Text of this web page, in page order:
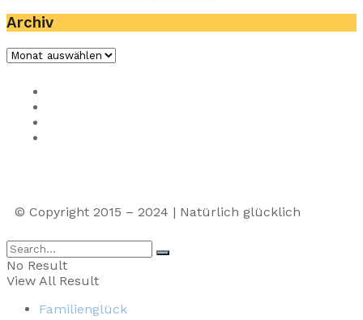
Archiv
© Copyright 2015 – 2024 | Natürlich glücklich
No Result
View All Result
Familienglück